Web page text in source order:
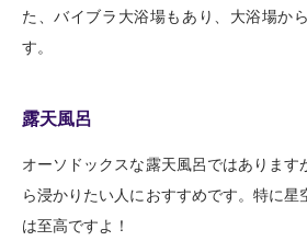
た、バイブラ大浴場もあり、大浴場か
す。
露天風呂
オーソドックスな露天風呂ではあります
ら浸かりたい人におすすめです。特に
は至高ですよ！